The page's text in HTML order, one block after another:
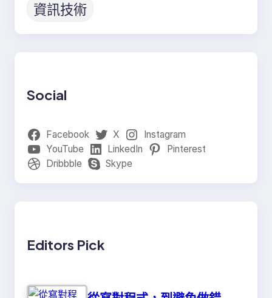
資訊技術
Social
Facebook X
Instagram
YouTube
LinkedIn
Pinterest
Dribbble
Skype
Editors Pick